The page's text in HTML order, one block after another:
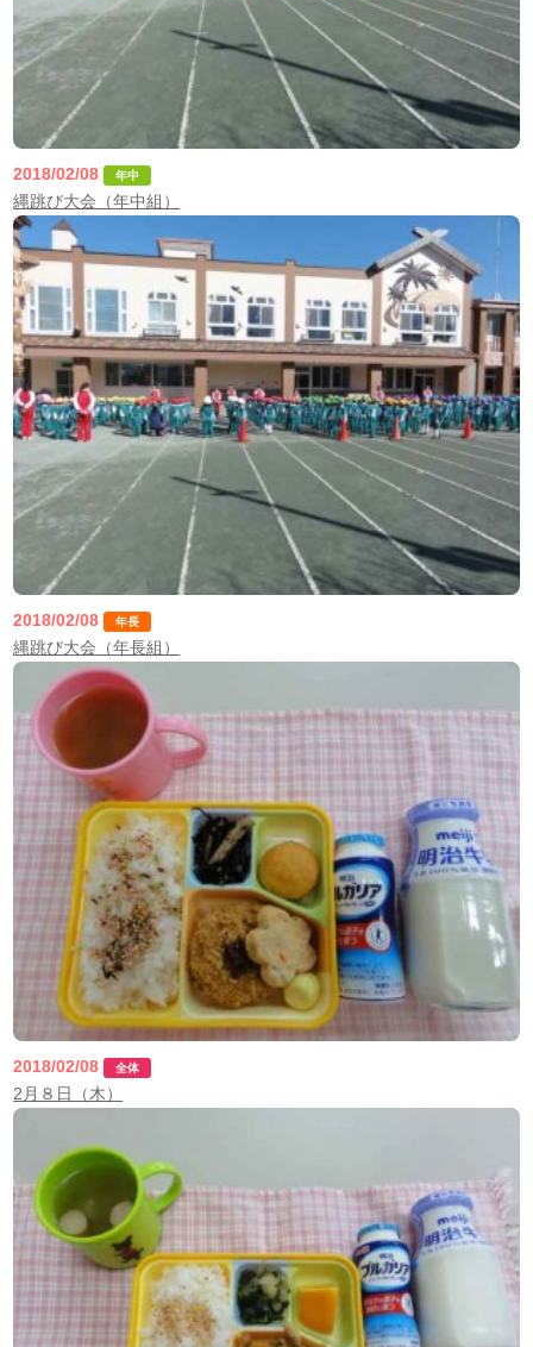
2018/02/08 年中
縄跳び大会（年中組）
2018/02/08 年長
縄跳び大会（年長組）
2018/02/08 全体
2月８日（木）